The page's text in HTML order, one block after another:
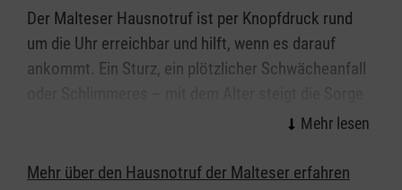
Fürth
Kolpingstraße (Friedhof)
Carl Benz Straße
Der Malteser Hausnotruf ist per Knopfdruck rund
um die Uhr erreichbar und hilft, wenn es darauf
ankommt. Ein Sturz, ein plötzlicher Schwächeanfall
vor den kleinen oder großen Notfällen im Alltag. Wie
Hausnotruf können Sie oder Ihre Angehörigen allein
Mehr über den Hausnotruf der Malteser erfahren